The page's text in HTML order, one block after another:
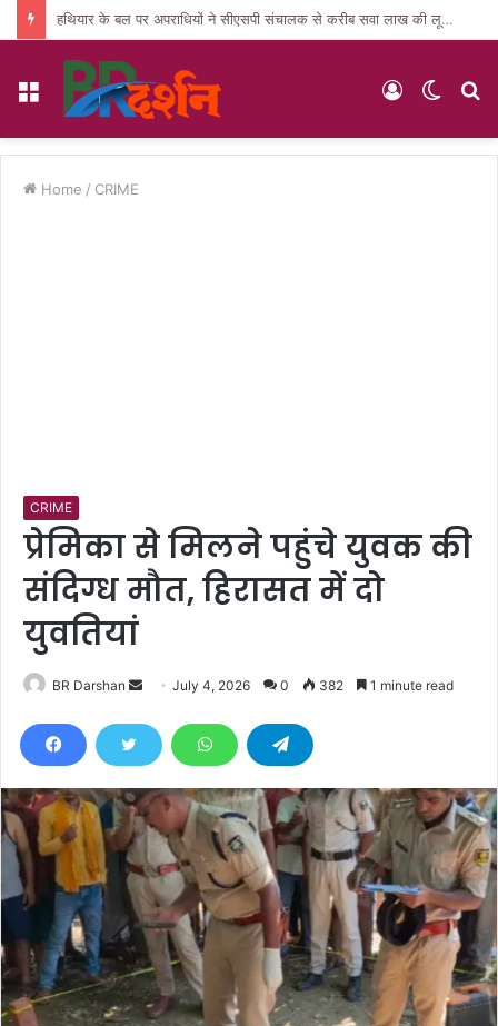
हथियार के बल पर अपराधियों ने सीएसपी संचालक से करीब सवा लाख की लूट, जांच में जुटी पुलिस
Menu
Switch
Log
Home / CRIME
CRIME
प्रेमिका से मिलने पहुंचे युवक की
संदिग्ध मौत, हिरासत में दो
युवतियां
BR Darshan
d
a
n
m
i
July 4, 2026 0 382 1 minute read